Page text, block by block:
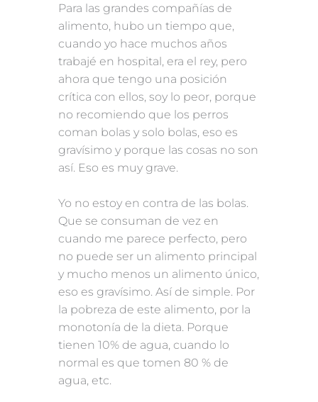
Para las grandes compañías de
alimento, hubo un tiempo que,
cuando yo hace muchos años
trabajé en hospital, era el rey, pero
ahora que tengo una posición
crítica con ellos, soy lo peor, porque
no recomiendo que los perros
coman bolas y solo bolas, eso es
gravísimo y porque las cosas no son
así. Eso es muy grave.
Yo no estoy en contra de las bolas.
Que se consuman de vez en
cuando me parece perfecto, pero
no puede ser un alimento principal
y mucho menos un alimento único,
eso es gravísimo. Así de simple. Por
la pobreza de este alimento, por la
monotonía de la dieta. Porque
tienen 10% de agua, cuando lo
normal es que tomen 80 % de
agua, etc.